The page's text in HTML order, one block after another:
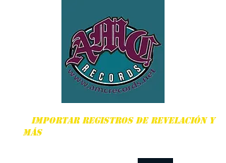
IMPORTAR REGISTROS DE REVELACIÓN Y
MÁS